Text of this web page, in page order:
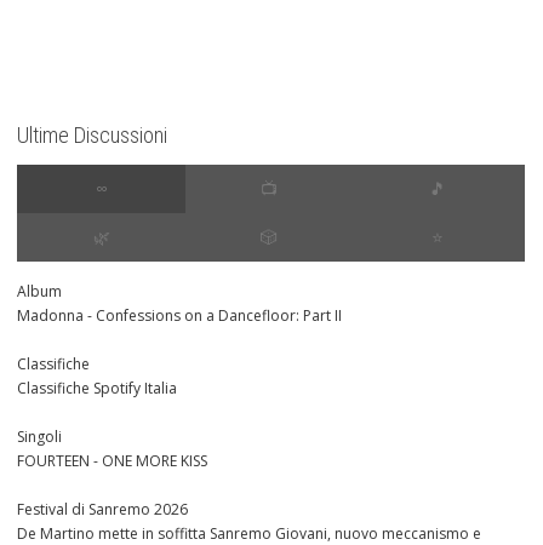
Ultime Discussioni
∞ 📺 🎵
🌿 🎲 ⭐️
Album
Madonna - Confessions on a Dancefloor: Part II
Classifiche
Classifiche Spotify Italia
Singoli
FOURTEEN - ONE MORE KISS
Festival di Sanremo 2026
De Martino mette in soffitta Sanremo Giovani, nuovo meccanismo e